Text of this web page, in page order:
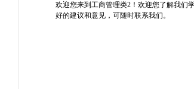
欢迎您来到工商管理类2！欢迎您了解我们
好的建议和意见，可随时联系我们。